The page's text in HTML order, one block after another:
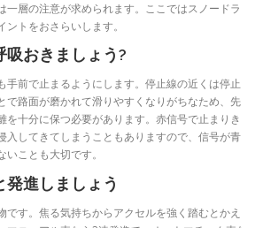
一層の注意が求められます。ここではスノードラ
トをおさらいします。
吸おきましょう?
手前で止まるようにします。停止線の近くは停止
で路面が磨かれて滑りやすくなりがちなため、先
を十分に保つ必要があります。赤信号で止まりき
入してきてしまうこともありますので、信号が青
ことも大切です。
進しましょう
です。焦る気持ちからアクセルを強く踏むとかえ